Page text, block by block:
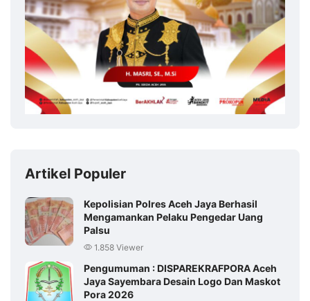
Artikel Populer
Kepolisian Polres Aceh Jaya Berhasil
Mengamankan Pelaku Pengedar Uang
Palsu
1.858 Viewer
Pengumuman : DISPAREKRAFPORA Aceh
Jaya Sayembara Desain Logo Dan Maskot
Pora 2026